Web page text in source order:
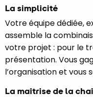
La simplicité
Votre équipe dédiée,
assemble la
votre projet : pour le
présentation. Vous
l’organisation et vous
La maîtrise de la